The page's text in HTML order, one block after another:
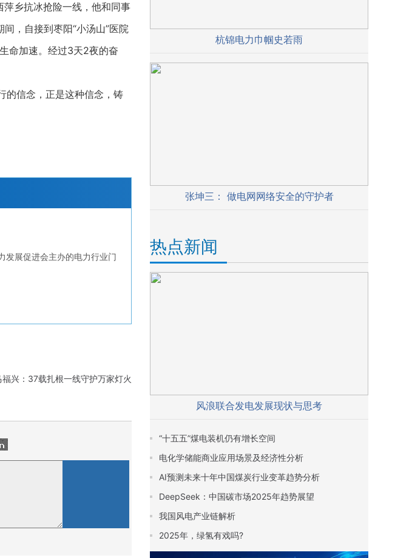
乡抗冰抢险一线，他和同事
，自接到枣阳“小汤山”医院
命加速。经过3天2夜的奋
信念，正是这种信念，铸
发展促进会主办的电力行业门
福兴：37载扎根一线守护万家灯火
杭锦电力巾帼史若雨
张坤三： 做电网网络安全的守护者
热点新闻
风浪联合发电发展现状与思考
“十五五”煤电装机仍有增长空间
电化学储能商业应用场景及经济性分析
AI预测未来十年中国煤炭行业变革趋势分析
DeepSeek：中国碳市场2025年趋势展望
我国风电产业链解析
2025年，绿氢有戏吗?